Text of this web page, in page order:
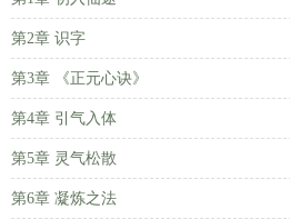
第2章 识字
第3章 《正元心诀》
第4章 引气入体
第5章 灵气松散
第6章 凝炼之法